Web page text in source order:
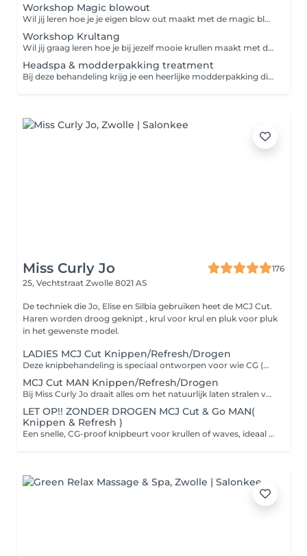
Workshop Magic blowout
Wil jij leren hoe je je eigen blow out maakt met de magic blow? Boek dan deze workshop
Workshop Krultang
Wil jij graag leren hoe je bij jezelf mooie krullen maakt met de krultang? Boek dan deze workshop
Headspa & modderpakking treatment
Bij deze behandeling krijg je een heerlijke modderpakking die je hoofdhuid kalmeerd , minder snel vettig maakt of roos behandeld. Daarna kun jij heerlijk genieten van een heerlijke headspa treatment die je haar versterkt en de kwaliteit van je haar verbetert
Miss Curly Jo
176
25, Vechtstraat Zwolle 8021 AS
De techniek die Jo, Elise en Silbia gebruiken heet de MCJ Cut.
Haren worden droog geknipt , krul voor krul en pluk voor pluk
in het gewenste model.
LADIES MCJ Cut Knippen/Refresh/Drogen
Deze knipbehandeling is speciaal ontworpen voor wie CG (Curly Girl) proof wil knippen, verfrissen en drogen met liefde voor je haar én de methode. We starten met een knip op droog haar, in jouw natuurlijke krulvorm. Zo zien we perfect hoe jouw haar valt en waar het body, bounce of balans nodig heeft. Daarna volgt een milde refresh en verzorging met CG-methode goedgekeurde producten dus vrij van sulfaten, siliconen, minerale oliën en uitdrogende alcoholen. Deze ingrediënten kunnen je haar namelijk uitdrogen, dof maken en zorgen voor pluis of verlies van je mooie definitie.
MCJ Cut MAN Knippen/Refresh/Drogen
Bij Miss Curly Jo draait alles om het natuurlijk laten stralen van jouw krullen of waves op een manier die écht bij jou past. Deze knipbehandeling is speciaal ontworpen voor wie CG (Curly Girl) proof wil knippen, verfrissen en drogen met liefde voor je haar én de methode. We starten met een knip op droog haar, in jouw natuurlijke krulvorm. Zo zien we perfect hoe jouw haar valt en waar het body, bounce of balans nodig heeft. Daarna volgt een milde refresh en verzorging met CG-methode goedgekeurde producten dus vrij van sulfaten, siliconen, minerale oliën en uitdrogende alcoholen. Deze ingrediënten kunnen je haar namelijk uitdrogen, dof maken en zorgen voor pluis of verlies van je mooie definitie.
LET OP!! ZONDER DROGEN MCJ Cut & Go MAN(
Knippen & Refresh )
Een snelle, CG-proof knipbeurt voor krullen of waves, ideaal voor wie weinig tijd heeft! We knippen op droog haar in de natuurlijke vorm van je krullen, gevolgd door een lichte refresh met water of verzorging maar zonder droog- of stylingsessie. Perfect voor zowel volwassenen als kids die weten wat ze willen: een frisse coupe en weer door!